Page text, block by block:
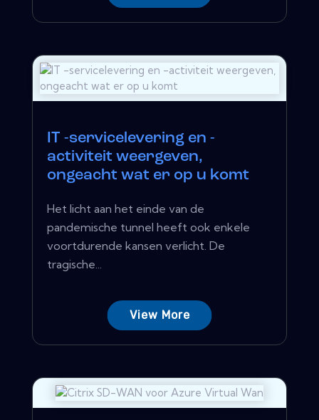
IT -servicelevering en -
activiteit weergeven,
ongeacht wat er op u komt
Het licht aan het einde van de
pandemische tunnel heeft ook enkele
voortdurende kansen verlicht. De
tragische...
View More